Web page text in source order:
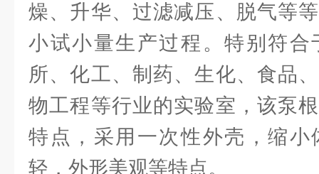
燥、升华、过滤减压、脱气等
小试小量生产过程。特别符合
所、化工、制药、生化、食品
物工程等行业的实验室，该泵
特点，采用一次性外壳，缩小
轻，外形美观等特点。